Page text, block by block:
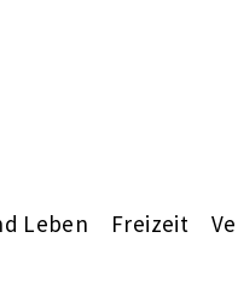
Leben Freizeit